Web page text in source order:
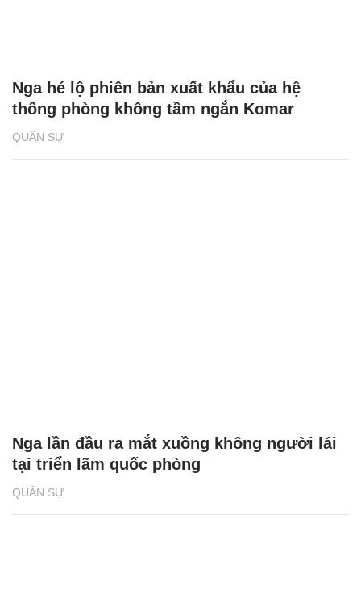
QUÂN SỰ
Nga hé lộ phiên bản xuất khẩu của hệ
thống phòng không tầm ngắn Komar
QUÂN SỰ
Nga lần đầu ra mắt xuồng không người lái
tại triển lãm quốc phòng